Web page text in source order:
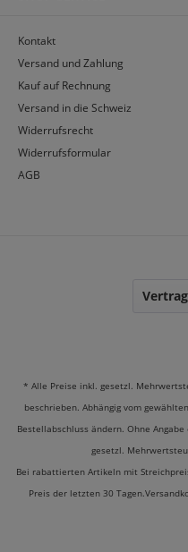
Kontakt
Versand und Zahlung
Kauf auf Rechnung
Versand in die Schweiz
Widerrufsrecht
Widerrufsformular
AGB
* Alle Preise inkl. gesetzl.
beschrieben. Abhängig vom
Bestellabschluss ändern. Ohne
gesetzl.
Bei rabattierten Artikeln mit
Preis der letzten 30